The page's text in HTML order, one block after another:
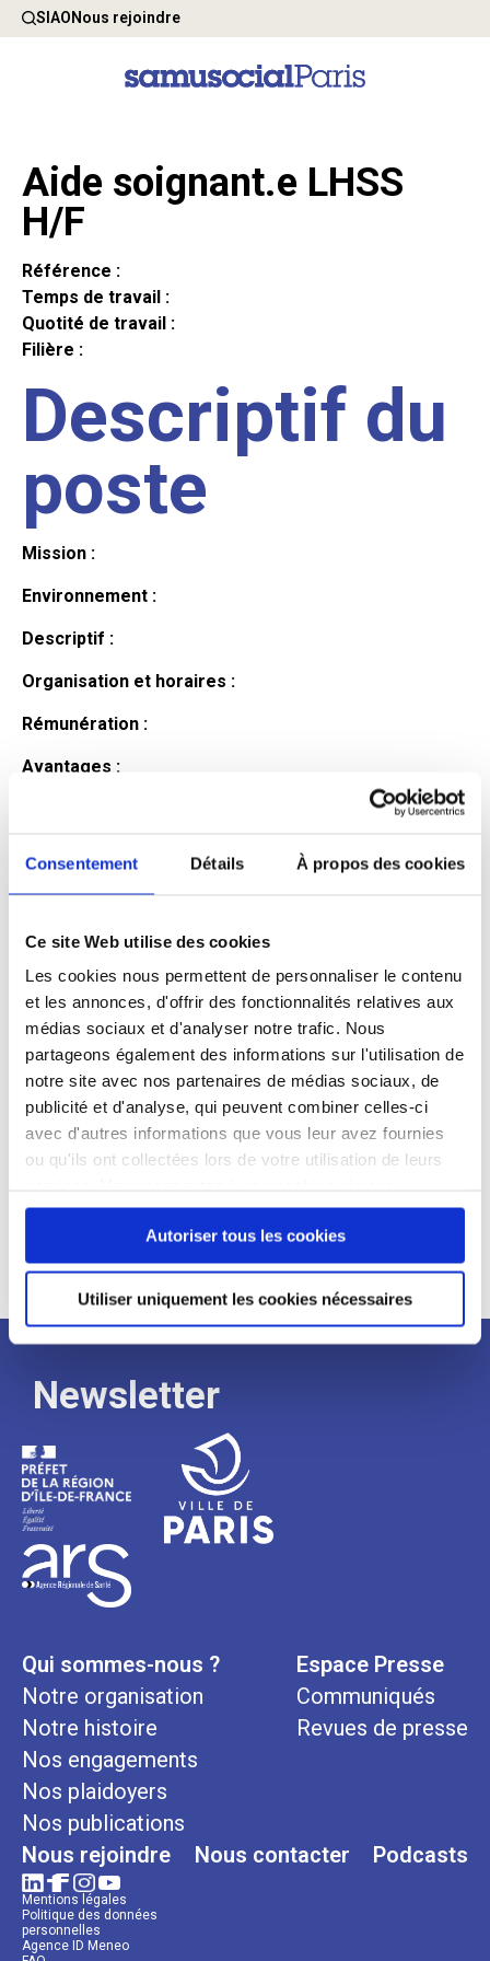
Consentement Détails À propos des cookies
Ce site Web utilise des cookies
Les cookies nous permettent de personnaliser le contenu
et les annonces, d'offrir des fonctionnalités relatives aux
médias sociaux et d'analyser notre trafic. Nous
partageons également des informations sur l'utilisation de
notre site avec nos partenaires de médias sociaux, de
publicité et d'analyse, qui peuvent combiner celles-ci
avec d'autres informations que vous leur avez fournies
ou qu'ils ont collectées lors de votre utilisation de leurs
continuez à utiliser notre site Web.
Autoriser tous les cookies
Utiliser uniquement les cookies nécessaires
SIAONous rejoindre
Aide soignant.e LHSS
H/F
Référence :
Temps de travail :
Quotité de travail :
Filière :
Descriptif du
poste
Mission :
Environnement :
Descriptif :
Organisation et horaires :
Rémunération :
Avantages :
Profil du
candidat
Qualifications et diplômes :
Profil recherché :
Expérience :
Processus
de
recrutement
Newsletter
Qui sommes-nous ?
Notre organisation
Notre histoire
Nos engagements
Nos plaidoyers
Nos publications
Espace Presse
Communiqués
Revues de presse
Nous rejoindre Nous contacter Podcasts
Mentions légales
Politique des données
personnelles
Agence ID Meneo